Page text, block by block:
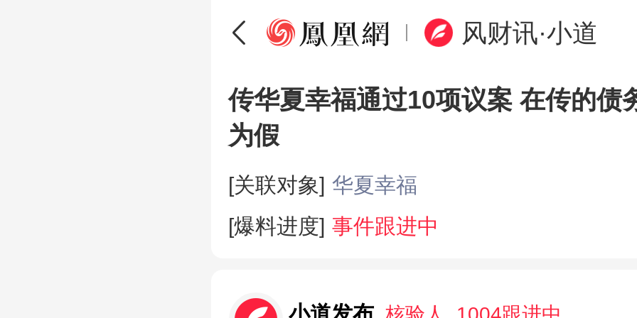
风财讯·小道
传华夏幸福通过10项议案 在传的债
为假
[关联对象] 华夏幸福
[爆料进度] 事件跟进中